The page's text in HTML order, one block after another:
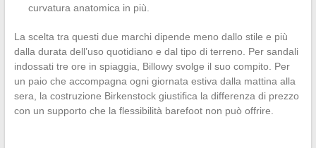
curvatura anatomica in più.
La scelta tra questi due marchi dipende meno dallo stile e più
dalla durata dell’uso quotidiano e dal tipo di terreno. Per sandali
indossati tre ore in spiaggia, Billowy svolge il suo compito. Per
un paio che accompagna ogni giornata estiva dalla mattina alla
sera, la costruzione Birkenstock giustifica la differenza di prezzo
con un supporto che la flessibilità barefoot non può offrire.